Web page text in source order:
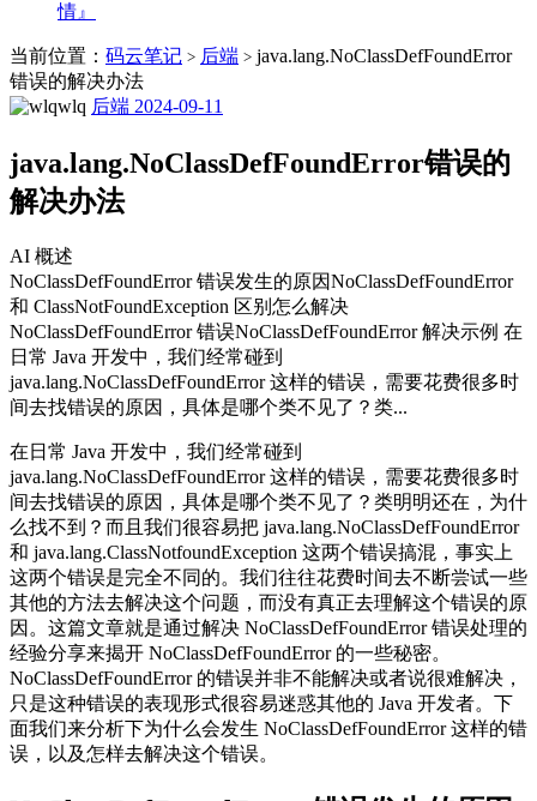
情』
当前位置： 码云笔记 > 后端 > java.lang.NoClassDefFoundError
错误的解决办法
wlq 后端 2024-09-11
java.lang.NoClassDefFoundError错误的
解决办法
AI 概述
NoClassDefFoundError 错误发生的原因NoClassDefFoundError
和 ClassNotFoundException 区别怎么解决
NoClassDefFoundError 错误NoClassDefFoundError 解决示例 在
日常 Java 开发中，我们经常碰到
java.lang.NoClassDefFoundError 这样的错误，需要花费很多时
间去找错误的原因，具体是哪个类不见了？类...
在日常 Java 开发中，我们经常碰到
java.lang.NoClassDefFoundError 这样的错误，需要花费很多时
间去找错误的原因，具体是哪个类不见了？类明明还在，为什
么找不到？而且我们很容易把 java.lang.NoClassDefFoundError
和 java.lang.ClassNotfoundException 这两个错误搞混，事实上
这两个错误是完全不同的。我们往往花费时间去不断尝试一些
其他的方法去解决这个问题，而没有真正去理解这个错误的原
因。这篇文章就是通过解决 NoClassDefFoundError 错误处理的
经验分享来揭开 NoClassDefFoundError 的一些秘密。
NoClassDefFoundError 的错误并非不能解决或者说很难解决，
只是这种错误的表现形式很容易迷惑其他的 Java 开发者。下
面我们来分析下为什么会发生 NoClassDefFoundError 这样的错
误，以及怎样去解决这个错误。